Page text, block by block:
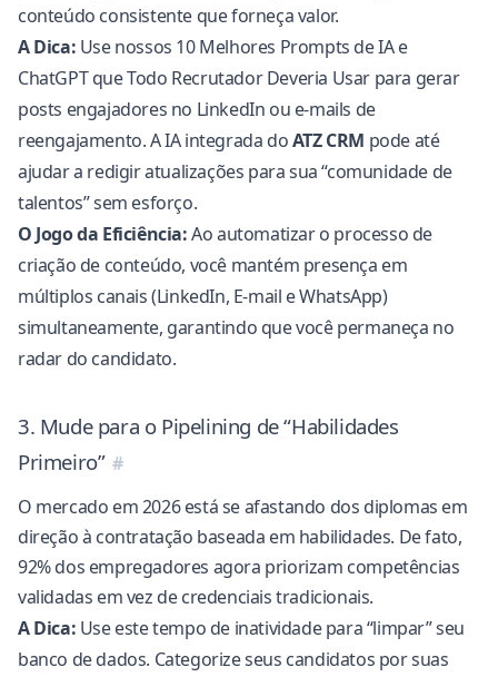
conteúdo consistente que forneça valor.
A Dica: Use nossos 10 Melhores Prompts de IA e
ChatGPT que Todo Recrutador Deveria Usar para gerar
posts engajadores no LinkedIn ou e-mails de
reengajamento. A IA integrada doATZ CRM pode até
ajudar a redigir atualizações para sua “comunidade de
talentos” sem esforço.
O Jogo da Eficiência:Ao automatizar o processo de
criação de conteúdo, você mantém presença em
múltiplos canais (LinkedIn, E-mail e WhatsApp)
simultaneamente, garantindo que você permaneça no
radar do candidato.
3. Mude para o Pipelining de “Habilidades
Primeiro”
O mercado em 2026 está se afastando dos diplomas em
direção à contratação baseada em habilidades. De fato,
92% dos empregadores agora priorizam competências
validadas em vez de credenciais tradicionais.
A Dica: Use este tempo de inatividade para “limpar” seu
banco de dados. Categorize seus candidatos por suas